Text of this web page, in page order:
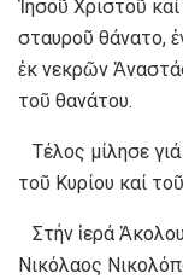
Ἰησοῦ Χριστοῦ
σταυροῦ θάνατο,
ἐκ νεκρῶν
τοῦ θανάτου.
Τέλος μίλησε
τοῦ Κυρίου καί
Στήν ἱερά
Νικόλαος